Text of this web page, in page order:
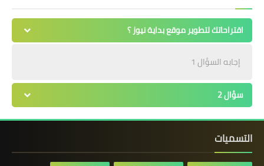
اقتراحاتك لتطوير موقع بداية نيوز ؟
إجابه السؤال 1
سؤال 2
التسميات